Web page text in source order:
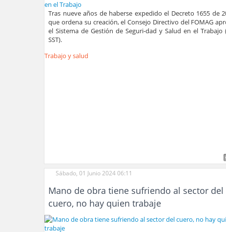
Tras nueve años de haberse expedido el Decreto 1655 de
que ordena su creación, el Consejo Directivo del FOMAG
el Sistema de Gestión de Seguri-dad y Salud en el Trabajo
SST).
Trabajo y salud
Sábado, 01 Junio 2024 06:11
Mano de obra tiene sufriendo al sector del
cuero, no hay quien trabaje